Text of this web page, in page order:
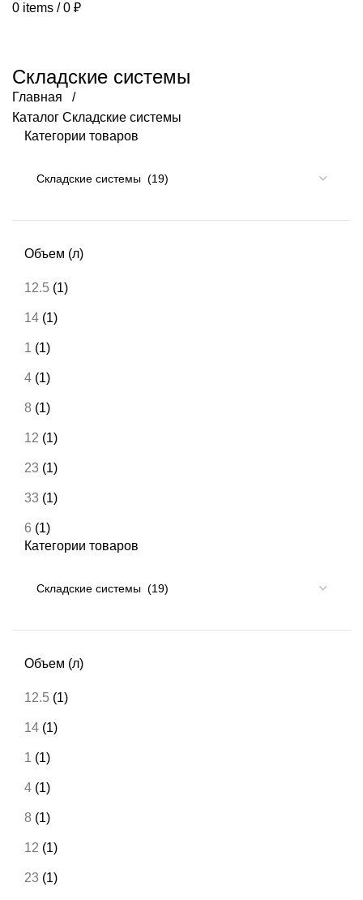
0 items / 0 ₽
Складские системы
Главная /
Каталог Складские системы
Категории товаров
Объем (л)
12.5 (1)
14 (1)
1 (1)
4 (1)
8 (1)
12 (1)
23 (1)
33 (1)
6 (1)
Категории товаров
Объем (л)
12.5 (1)
14 (1)
1 (1)
4 (1)
8 (1)
12 (1)
23 (1)